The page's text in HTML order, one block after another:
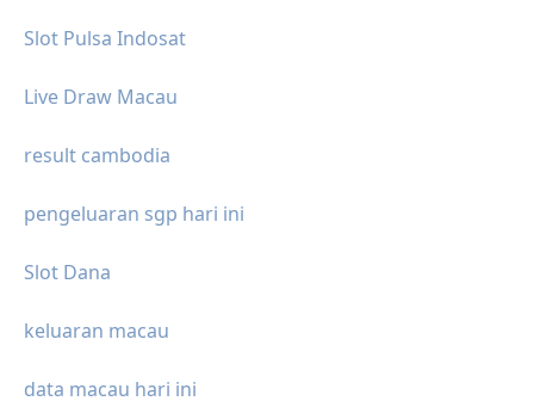
Slot Pulsa Indosat
Live Draw Macau
result cambodia
pengeluaran sgp hari ini
Slot Dana
keluaran macau
data macau hari ini